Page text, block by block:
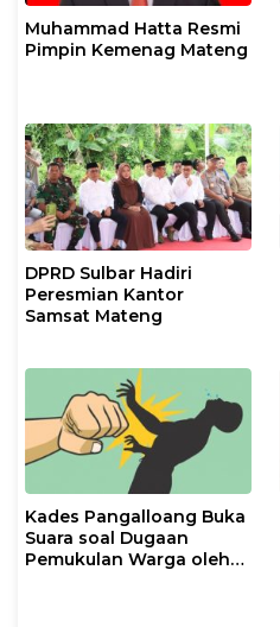
Muhammad Hatta Resmi
Pimpin Kemenag Mateng
DPRD Sulbar Hadiri
Peresmian Kantor
Samsat Mateng
Kades Pangalloang Buka
Suara soal Dugaan
Pemukulan Warga oleh